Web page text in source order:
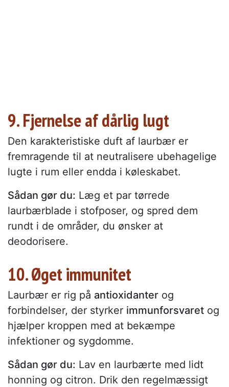
9. Fjernelse af dårlig lugt
Den karakteristiske duft af laurbær er
fremragende til at neutralisere ubehagelige
lugte i rum eller endda i køleskabet.
Sådan gør du: Læg et par tørrede
laurbærblade i stofposer, og spred dem
rundt i de områder, du ønsker at
deodorisere.
10. Øget immunitet
Laurbær er rig på antioxidanter og
forbindelser, der styrker immunforsvaret og
hjælper kroppen med at bekæmpe
infektioner og sygdomme.
Sådan gør du: Lav en laurbærte med lidt
honning og citron. Drik den regelmæssigt